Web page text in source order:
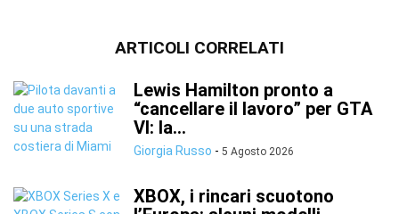
ARTICOLI CORRELATI
Lewis Hamilton pronto a
“cancellare il lavoro” per GTA
VI: la...
Giorgia Russo - 5 Agosto 2026
XBOX, i rincari scuotono